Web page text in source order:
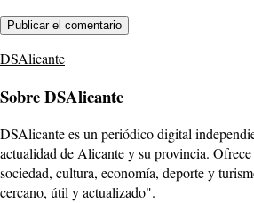
DSAlicante
Sobre DSAlicante
DSAlicante es un periódico digital
actualidad de Alicante y su provincia.
sociedad, cultura, economía, deporte y
cercano, útil y actualizado".